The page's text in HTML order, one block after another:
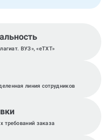
ВУЗ», «eTXT»
линия сотрудников
требований заказа